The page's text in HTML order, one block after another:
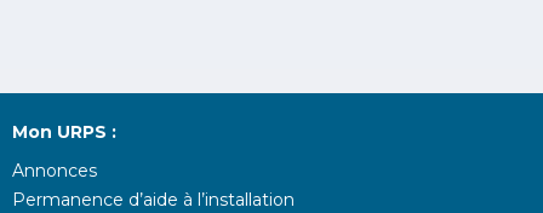
Mon URPS :
Annonces
Permanence d’aide à l’installation